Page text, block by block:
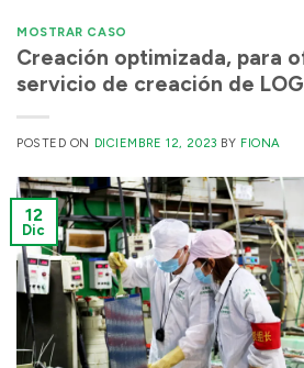
MOSTRAR CASO
Creación optimizada, para
servicio de creación de
POSTED ON DICIEMBRE 12, 2023 BY FIONA
12
Dic